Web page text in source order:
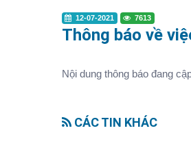
12-07-2021 7613
Thông báo về
Nội dung thông báo đang
CÁC TIN KHÁC